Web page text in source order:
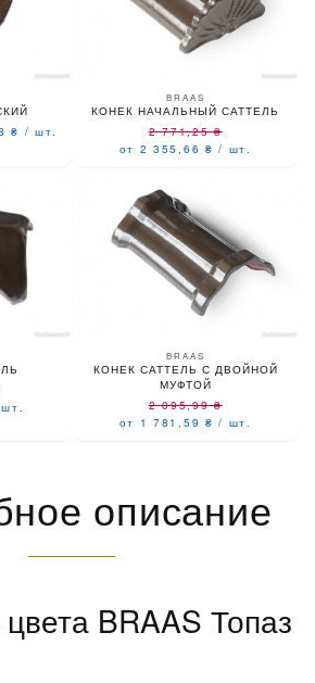
₴ / шт.
BRAAS
КОНЕК НАЧАЛЬНЫЙ САТТЕЛЬ
2 771,25₴
от 2 355,66 ₴ / шт.
шт.
BRAAS
КОНЕК САТТЕЛЬ С ДВОЙНОЙ
МУФТОЙ
2 095,99₴
от 1 781,59 ₴ / шт.
описание
BRAAS Топаз